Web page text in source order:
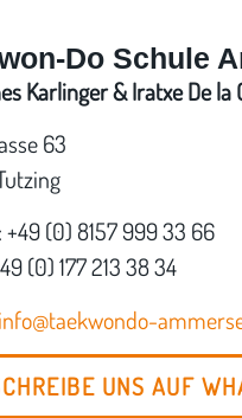
Do Schule
Karlinger & Iratxe De la
63
+49 (0) 8157 999 33 66
(0) 177 213 38 34
info@taekwondo-
UNS AUF